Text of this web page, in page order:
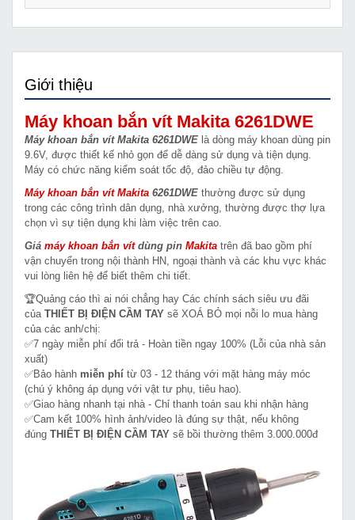
Giới thiệu
Máy khoan bắn vít Makita 6261DWE
Máy khoan bắn vít Makita 6261DWE là dòng máy khoan dùng pin
9.6V, được thiết kế nhỏ gọn để dễ dàng sử dụng và tiện dụng.
Máy có chức năng kiểm soát tốc độ, đảo chiều tự động.
Máy khoan bắn vít Makita 6261DWE thường được sử dụng
trong các công trình dân dụng, nhà xưởng, thường được thợ lựa
chọn vì sự tiện dụng khi làm việc trên cao.
Giá máy khoan bắn vítdùng pin Makita trên đã bao gồm phí
vận chuyển trong nội thành HN, ngoại thành và các khu vực khác
vui lòng liên hệ để biết thêm chi tiết.
🏆Quảng cáo thì ai nói chẳng hay Các chính sách siêu ưu đãi
của THIẾT BỊ ĐIỆN CẦM TAY sẽ XOÁ BỎ mọi nỗi lo mua hàng
của các anh/chị:
✅7 ngày miễn phí đổi trả - Hoàn tiền ngay 100% (Lỗi của nhà sản
xuất)
✅Bảo hành miễn phí từ 03 - 12 tháng với mặt hàng máy móc
(chú ý không áp dụng với vật tư phụ, tiêu hao).
✅Giao hàng nhanh tại nhà - Chỉ thanh toán sau khi nhận hàng
✅Cam kết 100% hình ảnh/video là đúng sự thật, nếu không
đúng THIẾT BỊ ĐIỆN CẦM TAY sẽ bồi thường thêm 3.000.000đ